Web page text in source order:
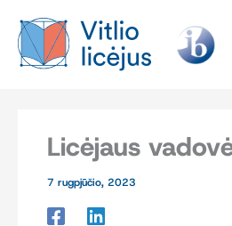
prie
turinio
Licėjaus
7 rugpjūčio, 2023